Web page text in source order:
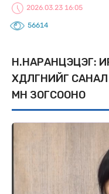
2026.03.23 16:05
56614
Н.НАРАНЦЭЦЭГ:
ХӨДӨЛГӨӨНИЙГ
ӨМНӨ ЗОГСООНО